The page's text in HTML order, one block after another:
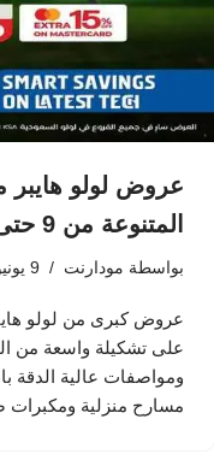
عروض لولو هايبر
المتنوعة من 9 حتى 13 يونيو
بواسطة مودارنت 9 يونيو، 2026
عروض كبرى من لولو
على تشكيلة واسعة من
ومواصفات عالية الدقة
مسارح منزلية ومكبرات